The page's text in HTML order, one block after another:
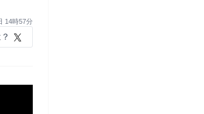
14時57分